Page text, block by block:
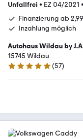
Unfallfrei • EZ 04/2021 •
Finanzierung ab 2,99
Inzahlung möglich
Autohaus Wildau by
15745 Wildau
4.8 Sterne
(57)